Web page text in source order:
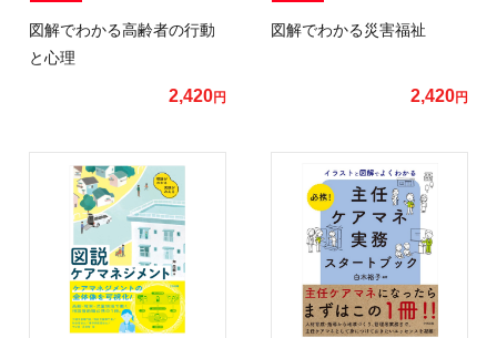
図解でわかる高齢者の行動
と心理
2,420円
図解でわかる災害福祉
2,420円